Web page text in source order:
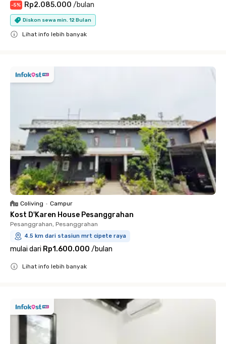
-5% Rp2.085.000 /bulan
Diskon sewa min. 12 Bulan
Lihat info lebih banyak
Coliving • Campur
Kost D'Karen House Pesanggrahan
Pesanggrahan, Pesanggrahan
4.5 km dari stasiun mrt cipete raya
mulai dari Rp1.600.000 /bulan
Lihat info lebih banyak